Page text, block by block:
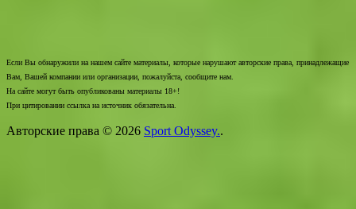
Если Вы обнаружили на нашем сайте материалы, которые нарушают авторские права, принадлежащие
Вам, Вашей компании или организации, пожалуйста, сообщите нам.
На сайте могут быть опубликованы материалы 18+!
При цитировании ссылка на источник обязательна.
Авторские права © 2026 Sport Odyssey..